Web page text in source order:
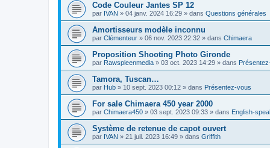
Code Couleur Jantes SP 12
par IVAN » 04 janv. 2024 16:29 » dans Questions générales
Amortisseurs modèle inconnu
par Clémenteur » 06 nov. 2023 22:32 » dans Chimaera
Proposition Shooting Photo Gironde
par Rawspleenmedia » 03 oct. 2023 14:29 » dans
Tamora, Tuscan…
par Hub » 10 sept. 2023 00:12 » dans Présentez-vous
For sale Chimaera 450 year 2000
par Chimaera450 » 03 sept. 2023 09:33 » dans English-
Système de retenue de capot ouvert
par IVAN » 21 juil. 2023 16:49 » dans Griffith